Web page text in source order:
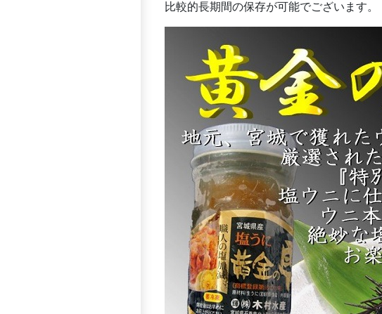
比較的長期間の保存が可能でございます。